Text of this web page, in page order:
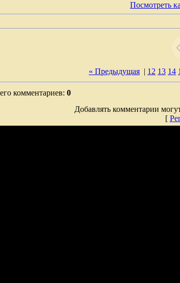
Посмотреть
« Предыдущая | 12 13 14
комментариев: 0
Добавлять комментарии
[